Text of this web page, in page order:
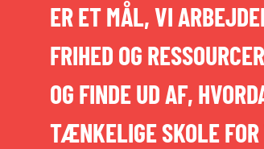
ER ET MÅL, VI
FRIHED OG
OG FINDE UD AF,
TÆNKELIGE SKOLE